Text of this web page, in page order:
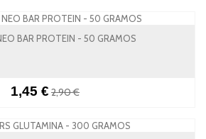
BAR PROTEIN - 50 GRAMOS
1,45 € 2,90 €